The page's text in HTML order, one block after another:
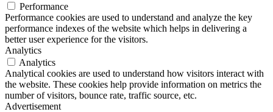
Performance
Performance cookies are used to understand and analyze the key
performance indexes of the website which helps in delivering a
better user experience for the visitors.
Analytics
Analytics
Analytical cookies are used to understand how visitors interact with
the website. These cookies help provide information on metrics the
number of visitors, bounce rate, traffic source, etc.
Advertisement